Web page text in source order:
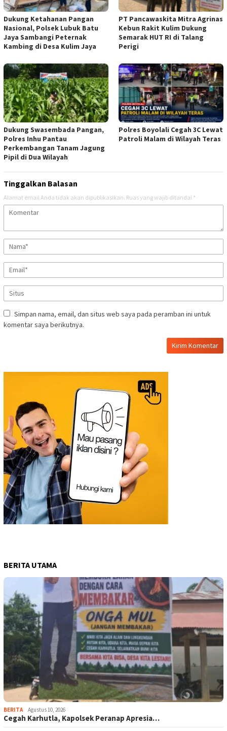
Dukung Ketahanan Pangan
Nasional, Polsek Lubuk Batu
Jaya Sambangi Peternak
Kambing di Desa Kulim Jaya
‎PT Pancawaskita Mitra Agrinas
Kebun Rakit Kulim Dukung
Semarak HUT RI di Talang
Perigi
Dukung Swasembada Pangan,
Polres Inhu Pantau
Perkembangan Tanam Jagung
Pipil di Dua Wilayah
Polres Boyolali Cegah 3C Lewat
Patroli Malam di Wilayah Teras
Tinggalkan Balasan
Alamat email Anda tidak akan dipublikasikan. Ruas yang wajib ditandai *
Simpan nama, email, dan situs web saya pada peramban ini untuk
komentar saya berikutnya.
BERITA UTAMA
BERITA Agustus 10, 2026
Cegah Karhutla, Kapolsek Peranap Apresia…